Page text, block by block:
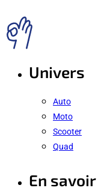
Univers
Auto
Moto
Scooter
Quad
En